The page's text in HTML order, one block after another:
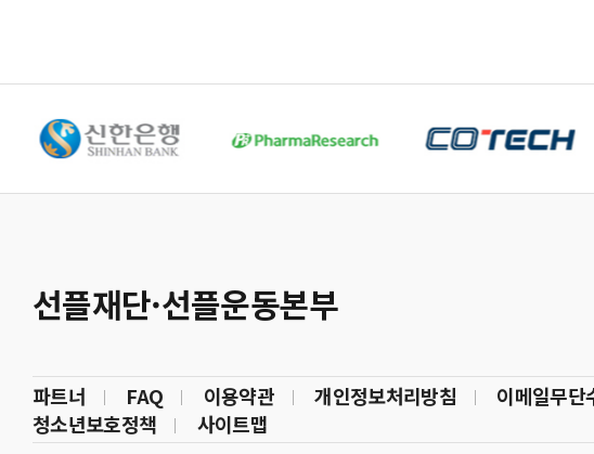
선플재단·선플운동본부
파트너 FAQ 이용약관 개인정보처리방침
이메일무단
청소년보호정책
사이트맵